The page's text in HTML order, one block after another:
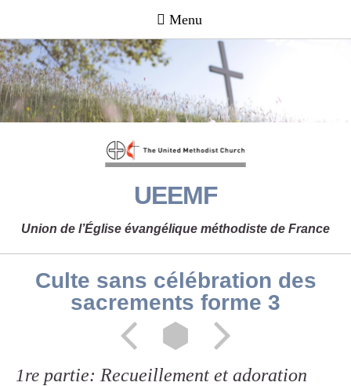
UEEMF
Union de l’Église évangélique méthodiste de France
Culte sans célébration des
sacrements forme 3
1re partie: Recueillement et adoration